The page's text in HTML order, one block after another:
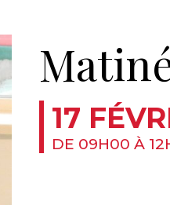
17
DE 09H00 À